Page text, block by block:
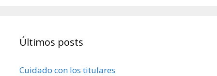
Últimos posts
Cuidado con los titulares